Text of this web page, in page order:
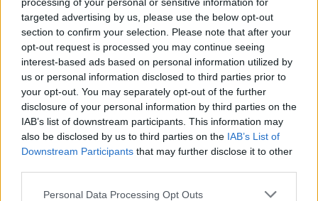
targeted advertising by us, please use the below opt-out
section to confirm your selection. Please note that after your
opt-out request is processed you may continue seeing
interest-based ads based on personal information utilized by
us or personal information disclosed to third parties prior to
your opt-out. You may separately opt-out of the further
disclosure of your personal information by third parties on the
IAB’s list of downstream participants. This information may
also be disclosed by us to third parties on the IAB’s List of
Downstream Participants that may further disclose it to other
Personal Data Processing Opt Outs
Το FIAT 500 Hybrid τώρα από
18.990 ευρώ
Ατρόμητος και Novibet
συνεχίζουν μαζί: Ανανέωση της
συνεργασίας τους μέχρι το
18η συνεχόμενη χρονιά για τον ΟΤΕ στη διεθνή σειρά δεικτών
FTSE4Good
Alpha Bank: Για πρώτη φορά το Αρχαίο Θέατρο Επιδαύρου άνοιξε τις